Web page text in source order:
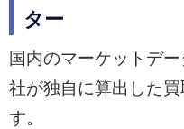
ター
国内のマーケットデ
社が独自に算出した
す。